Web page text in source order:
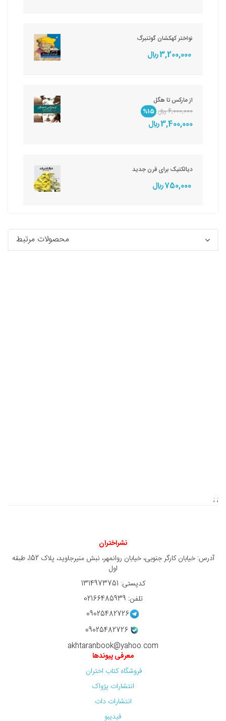
نواختر کهکشان گوتنبرگ
3,200,000 ريال
از مارکس تا هگل
4,000,000 ريال
%15
3,400,000 ريال
دیالکتیک برای قرن جدید
750,000 ريال
محصولات مرتبط
; ;
نشراختران
آدرس: خیابان کارگر جنوبی، خیابان روانمهر، نبش منیرجاوید، پلاک 152، طبقه
اول
کدپستی: 1314973751
تلفن: 02166485939
09025482726
09025482726
akhtaranbook@yahoo.com
معرفی پیوندها
فروشگاه کتاب اختران
انتشارات پژواک
انتشارات دات
فیدیبو